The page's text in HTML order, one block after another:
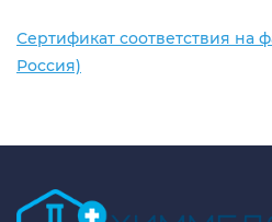
Сертификат соответствия на
Россия)